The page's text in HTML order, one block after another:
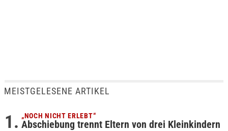
MEISTGELESENE ARTIKEL
„NOCH NICHT ERLEBT“
Abschiebung trennt Eltern von drei Kleinkindern